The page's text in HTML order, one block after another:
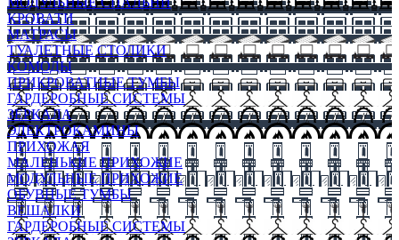
КРОВАТИ
МАТРАСЫ
ТУАЛЕТНЫЕ СТОЛИКИ
КОМОДЫ
ПРИКРОВАТНЫЕ ТУМБЫ
ГАРДЕРОБНЫЕ СИСТЕМЫ
ЗЕРКАЛА
ЭЛЕКТРОКАМИНЫ
ПРИХОЖАЯ
МАЛЕНЬКИЕ ПРИХОЖИЕ
МОДУЛЬНЫЕ ПРИХОЖИЕ
ОБУВНЫЕ ТУМБЫ
ВЕШАЛКИ
ГАРДЕРОБНЫЕ СИСТЕМЫ